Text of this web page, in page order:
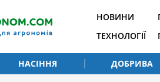
НОВИНИ
ТЕХНОЛОГІЇ
НАСІННЯ ДОБРИВА